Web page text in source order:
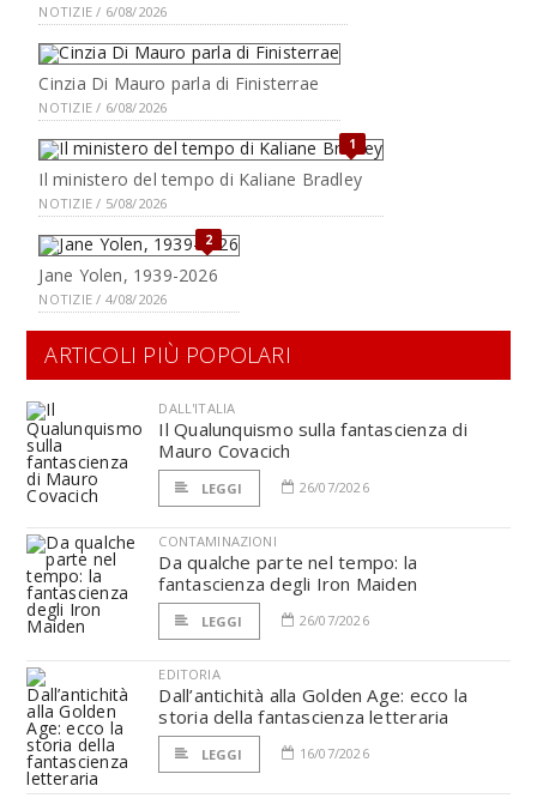
NOTIZIE / 6/08/2026
Cinzia Di Mauro parla di Finisterrae
NOTIZIE / 6/08/2026
1
Il ministero del tempo di Kaliane Bradley
NOTIZIE / 5/08/2026
2
Jane Yolen, 1939-2026
NOTIZIE / 4/08/2026
ARTICOLI PIÙ POPOLARI
DALL'ITALIA
Il Qualunquismo sulla fantascienza di
Mauro Covacich
LEGGI 26/07/2026
CONTAMINAZIONI
Da qualche parte nel tempo: la
fantascienza degli Iron Maiden
LEGGI 26/07/2026
EDITORIA
Dall’antichità alla Golden Age: ecco la
storia della fantascienza letteraria
LEGGI 16/07/2026